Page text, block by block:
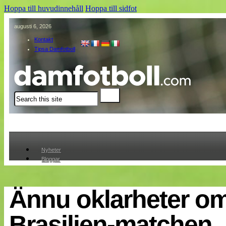
Hoppa till huvudinnehåll Hoppa till sidfot
augusti 6, 2026
Kontakt
Tipsa Damfotboll
Sök
Nyheter
Bloggar
Cuper
Medlemmar
Medlemsbilder
Om oss
Ännu oklarheter